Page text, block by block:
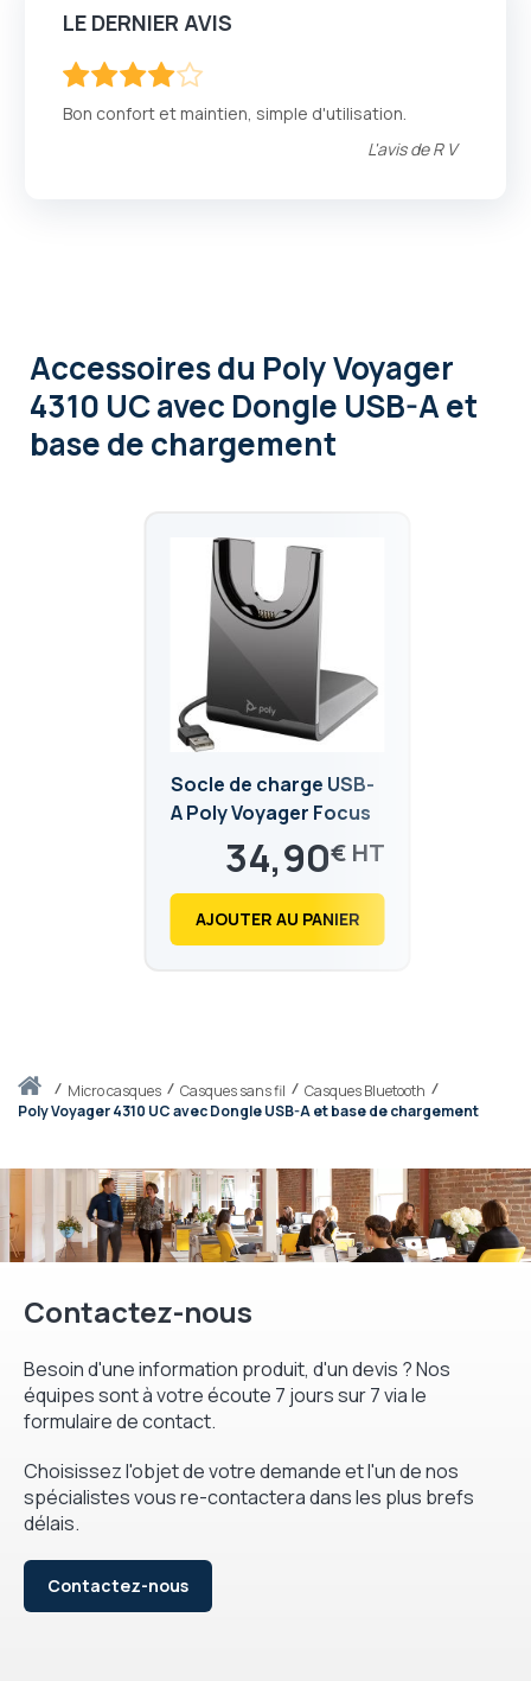
Accueilmicro casques Casques sans fil
Casques Bluetooth
Poly Voyager 4310 UC avec Dongle USB-A et base de chargement
LE DERNIER AVIS
Bon confort et maintien, simple d'utilisation.
L'avis deR V
Accessoiresdu Poly Voyager
4310 UC avec Dongle USB-A et
base de chargement
Socle de charge USB-
A Poly Voyager Focus
2 et Voyager 4300
34,90€
41,88
AJOUTER AU PANIER
Contactez-nous
Besoin d'une information produit, d'un devis ? Nos
équipes sont à votre écoute 7 jours sur 7 via le
formulaire de contact.
Choisissez l'objet de votre demande et l'un de nos
spécialistes vous re-contactera dans les plus brefs
délais.
Contactez-nous